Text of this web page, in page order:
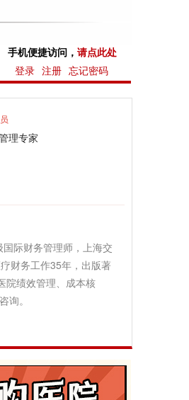
手机便捷访问， 请点此处
登录 注册 忘记密码
理专家
际财务管理师，上海交
财务工作35年，出版著
院绩效管理、成本核
询。